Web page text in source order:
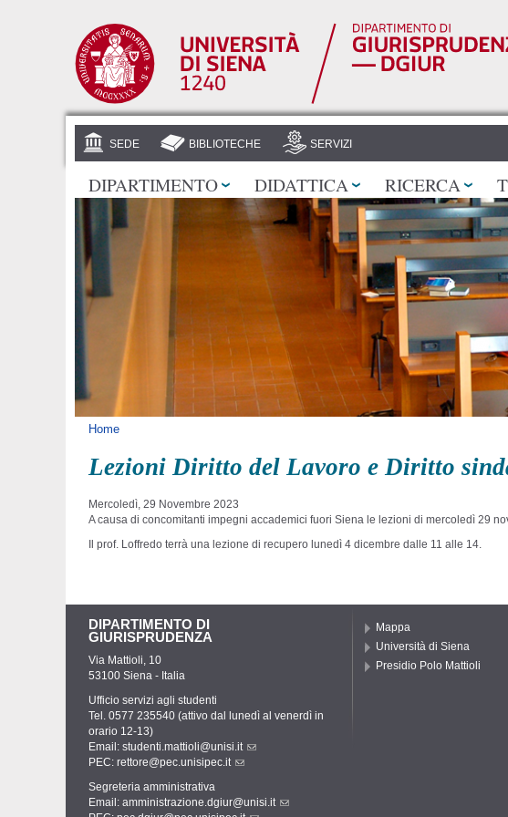
SEDE BIBLIOTECHE SERVIZI
DIPARTIMENTO DIDATTICA RICERCA
Tu sei qui
Home
Lezioni Diritto del Lavoro e Diritto
Mercoledì, 29 Novembre 2023
A causa di concomitanti impegni accademici fuori Siena le lezioni di mercoledì 29
Il prof. Loffredo terrà una lezione di recupero lunedì 4 dicembre dalle 11 alle 14.
DIPARTIMENTO DI
GIURISPRUDENZA
Via Mattioli, 10
53100 Siena - Italia
Ufficio servizi agli studenti
Tel. 0577 235540 (attivo dal lunedì al venerdì in
orario 12-13)
Email: studenti.mattioli@unisi.it
PEC: rettore@pec.unisipec.it
Segreteria amministrativa
Email: amministrazione.dgiur@unisi.it
Mappa
Università di Siena
Presidio Polo Mattioli